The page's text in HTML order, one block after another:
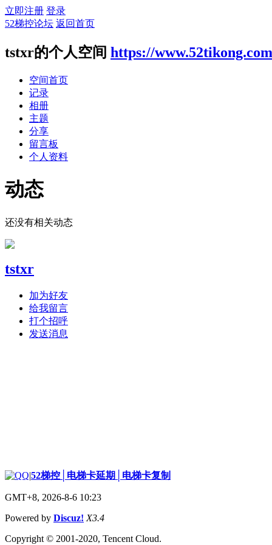
立即注册 登录
52梯控论坛 返回首页
tstxr的个人空间 https://
空间首页
记录
相册
主题
分享
留言板
个人资料
动态
还没有相关动态
tstxr
加为好友
给我留言
打个招呼
发送消息
|52梯控│电梯卡延期│电梯卡复制
GMT+8, 2026-8-6 10:23
Powered by Discuz! X3.4
Copyright © 2001-2020, Tencent Cloud.